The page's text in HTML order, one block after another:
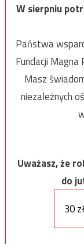
W sierpniu
Państwa
Fundacji Magna
Masz
niezależnych
Uważasz, że
do
30 zł